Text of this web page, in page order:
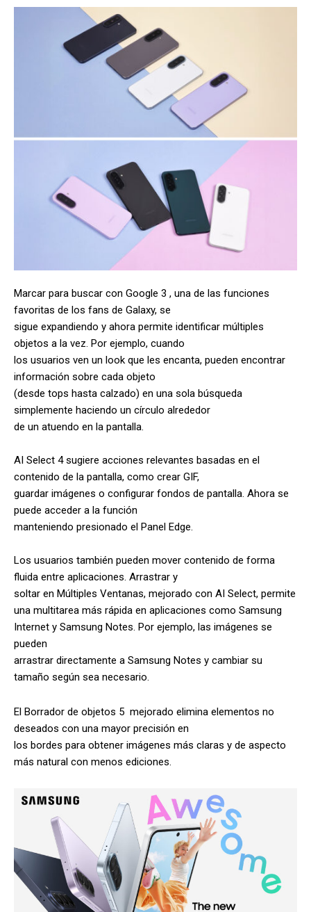
Marcar para buscar con Google 3 , una de las funciones
favoritas de los fans de Galaxy, se
sigue expandiendo y ahora permite identificar múltiples
objetos a la vez. Por ejemplo, cuando
los usuarios ven un look que les encanta, pueden encontrar
información sobre cada objeto
(desde tops hasta calzado) en una sola búsqueda
simplemente haciendo un círculo alrededor
de un atuendo en la pantalla.
AI Select 4 sugiere acciones relevantes basadas en el
contenido de la pantalla, como crear GIF,
guardar imágenes o configurar fondos de pantalla. Ahora se
puede acceder a la función
manteniendo presionado el Panel Edge.
Los usuarios también pueden mover contenido de forma
fluida entre aplicaciones. Arrastrar y
soltar en Múltiples Ventanas, mejorado con AI Select, permite
una multitarea más rápida en aplicaciones como Samsung
Internet y Samsung Notes. Por ejemplo, las imágenes se
pueden
arrastrar directamente a Samsung Notes y cambiar su
tamaño según sea necesario.
El Borrador de objetos 5 mejorado elimina elementos no
deseados con una mayor precisión en
los bordes para obtener imágenes más claras y de aspecto
más natural con menos ediciones.